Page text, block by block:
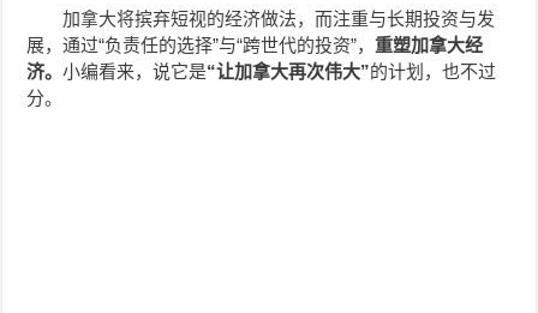
加拿大将摈弃短视的经济做法，而注重与长期投资与发
展，通过“负责任的选择”与“跨世代的投资”，重塑加拿大经
济。小编看来，说它是“让加拿大再次伟大”的计划，也不过
分。